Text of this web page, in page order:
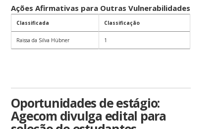
Ações Afirmativas para Outras Vulnerabilidades
Classificada Classificação
Raissa da Silva Hübner 1
Oportunidades de estágio:
Agecom divulga edital para